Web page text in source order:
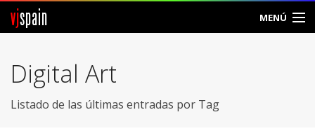
vjspain MENÚ
Foros
Digital Art
Listado de las últimas entradas por Tag